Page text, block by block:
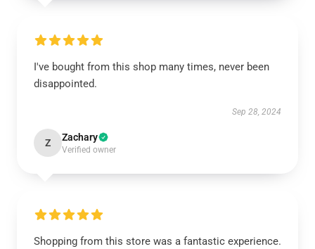
I've bought from this shop many times, never been
disappointed.
Sep 28, 2024
Z Zachary
Verified owner
Shopping from this store was a fantastic experience.